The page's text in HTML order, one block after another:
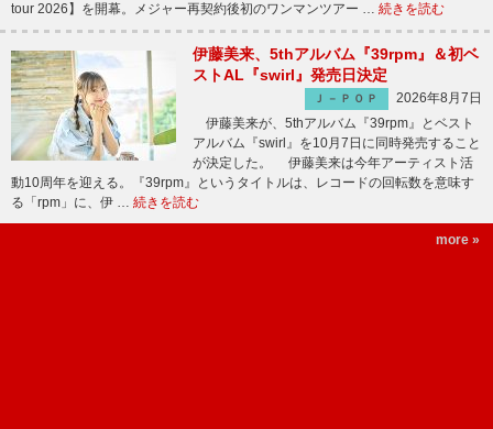
tour 2026】を開幕。メジャー再契約後初のワンマンツアー … 続きを読む
伊藤美来、5thアルバム『39rpm』＆初ベ
ストAL『swirl』発売日決定
Ｊ－ＰＯＰ
2026年8月7日
伊藤美来が、5thアルバム『39rpm』とベスト
アルバム『swirl』を10月7日に同時発売すること
が決定した。 伊藤美来は今年アーティスト活
動10周年を迎える。『39rpm』というタイトルは、レコードの回転数を意味す
る「rpm」に、伊 … 続きを読む
more »